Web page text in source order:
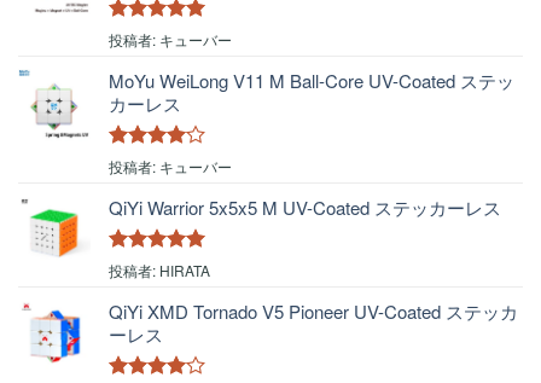
5段階中 5 の
投稿者: キューバー
MoYu WeiLong V11 M Ball-Core UV-Coated ステッ
カーレス
5段階中 4
投稿者: キューバー
QiYi Warrior 5x5x5 M UV-Coated ステッカーレス
5段階中5の
投稿者: HIRATA
QiYi XMD Tornado V5 Pioneer UV-Coated ステッカ
ーレス